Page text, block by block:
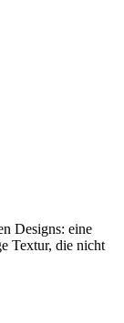
Designs: eine
Textur, die nicht